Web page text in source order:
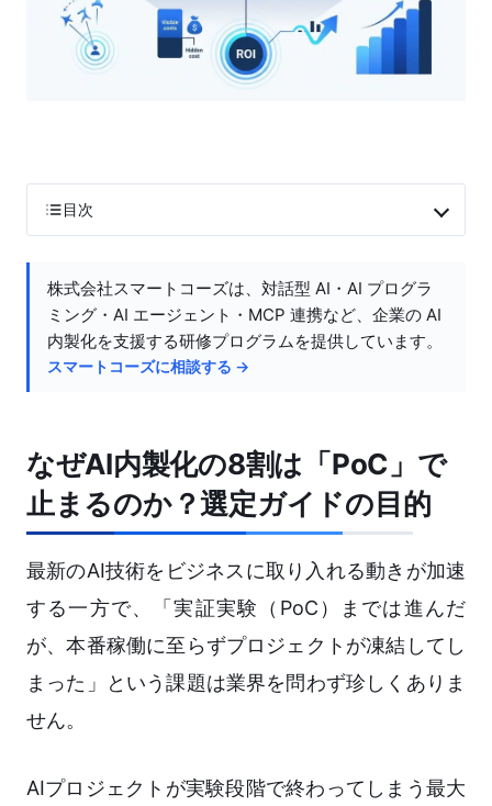
目次
株式会社スマートコーズは、対話型 AI・AI プログラ
ミング・AI エージェント・MCP 連携など、企業の AI
内製化を支援する研修プログラムを提供しています。
スマートコーズに相談する →
なぜAI内製化の8割は「PoC」で
止まるのか？選定ガイドの目的
最新のAI技術をビジネスに取り入れる動きが加速
する一方で、「実証実験（PoC）までは進んだ
が、本番稼働に至らずプロジェクトが凍結してし
まった」という課題は業界を問わず珍しくありま
せん。
AIプロジェクトが実験段階で終わってしまう最大